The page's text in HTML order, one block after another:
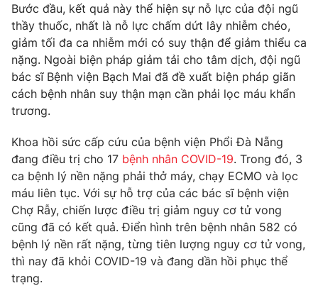
Emagazine Podcast
Photo Infographic
Video Shorts video
VTV Money VTV Thể thao
VTV Sức khoẻ Bất động sản
Thị trường 24h Tấm lòng Việt
VTV4 Vươn mình bằng AI
Bước đầu, kết quả này thể hiện sự nỗ lực của đội ngũ
thầy thuốc, nhất là nỗ lực chấm dứt lây nhiễm chéo,
giảm tối đa ca nhiễm mới có suy thận để giảm thiểu ca
nặng. Ngoài biện pháp giảm tải cho tâm dịch, đội ngũ
bác sĩ Bệnh viện Bạch Mai đã đề xuất biện pháp giãn
cách bệnh nhân suy thận mạn cần phải lọc máu khẩn
trương.
Khoa hồi sức cấp cứu của bệnh viện Phổi Đà Nẵng
đang điều trị cho 17 bệnh nhân COVID-19. Trong đó, 3
ca bệnh lý nền nặng phải thở máy, chạy ECMO và lọc
máu liên tục. Với sự hỗ trợ của các bác sĩ bệnh viện
Chợ Rẫy, chiến lược điều trị giảm nguy cơ tử vong
cũng đã có kết quả. Điển hình trên bệnh nhân 582 có
bệnh lý nền rất nặng, từng tiên lượng nguy cơ tử vong,
thì nay đã khỏi COVID-19 và đang dần hồi phục thể
trạng.